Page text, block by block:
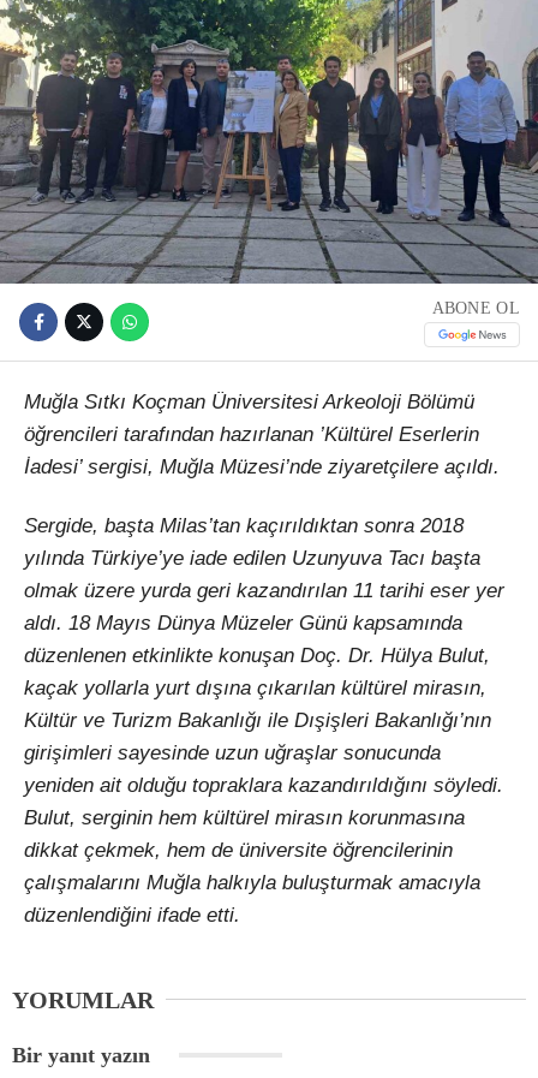
ABONE OL
Muğla Sıtkı Koçman Üniversitesi Arkeoloji Bölümü
öğrencileri tarafından hazırlanan ’Kültürel Eserlerin
İadesi’ sergisi, Muğla Müzesi’nde ziyaretçilere açıldı.
Sergide, başta Milas’tan kaçırıldıktan sonra 2018
yılında Türkiye’ye iade edilen Uzunyuva Tacı başta
olmak üzere yurda geri kazandırılan 11 tarihi eser yer
aldı. 18 Mayıs Dünya Müzeler Günü kapsamında
düzenlenen etkinlikte konuşan Doç. Dr. Hülya Bulut,
kaçak yollarla yurt dışına çıkarılan kültürel mirasın,
Kültür ve Turizm Bakanlığı ile Dışişleri Bakanlığı’nın
girişimleri sayesinde uzun uğraşlar sonucunda
yeniden ait olduğu topraklara kazandırıldığını söyledi.
Bulut, serginin hem kültürel mirasın korunmasına
dikkat çekmek, hem de üniversite öğrencilerinin
çalışmalarını Muğla halkıyla buluşturmak amacıyla
düzenlendiğini ifade etti.
YORUMLAR
Bir yanıt yazın